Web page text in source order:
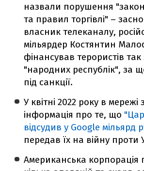
назвали порушення
та правил торгівлі" –
власник телеканалу,
мільярдер Костянтин
фінансував терористів
"народних республік", за
під санкції.
У квітні 2022 року в мережі
інформація про те, що
відсудив у Google мільярд
передав їх на війну проти
Американська корпорація